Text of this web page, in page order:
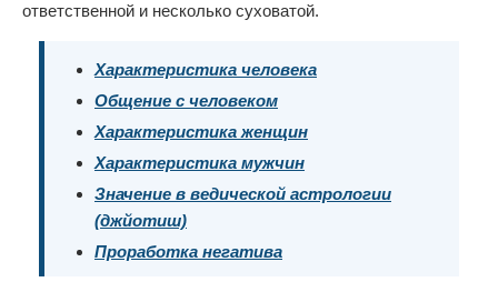
ответственной и несколько суховатой.
Характеристика человека
Общение с человеком
Характеристика женщин
Характеристика мужчин
Значение в ведической астрологии
(джйотиш)
Проработка негатива